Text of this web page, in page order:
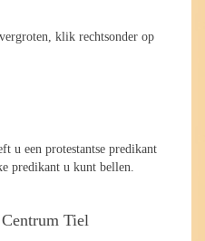
klik rechtsonder op
u een protestantse predikant
predikant u kunt bellen.
Tiel